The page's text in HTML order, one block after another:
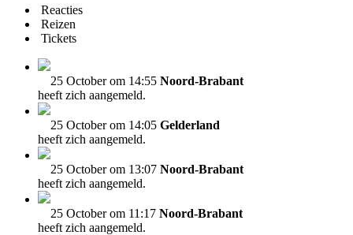
Reacties
Reizen
Tickets
25 October om 14:55 Noord-Brabant
heeft zich aangemeld.
25 October om 14:05 Gelderland
heeft zich aangemeld.
25 October om 13:07 Noord-Brabant
heeft zich aangemeld.
25 October om 11:17 Noord-Brabant
heeft zich aangemeld.